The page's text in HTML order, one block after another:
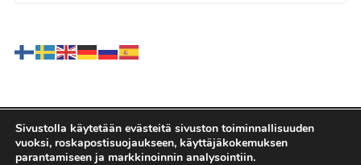
Kaikki oikeudet pidätetään - Kauppilan autohajottamo Oy |
Sivustolla käytetään evästeitä sivuston toiminnallisuuden
vuoksi, roskapostisuojaukseen, käyttäjäkokemuksen
parantamiseen ja markkinoinnin analysointiin.